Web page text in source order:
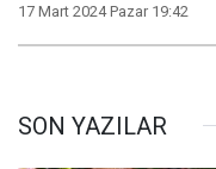
17 Mart 2024 Pazar 19:42
SON YAZILAR